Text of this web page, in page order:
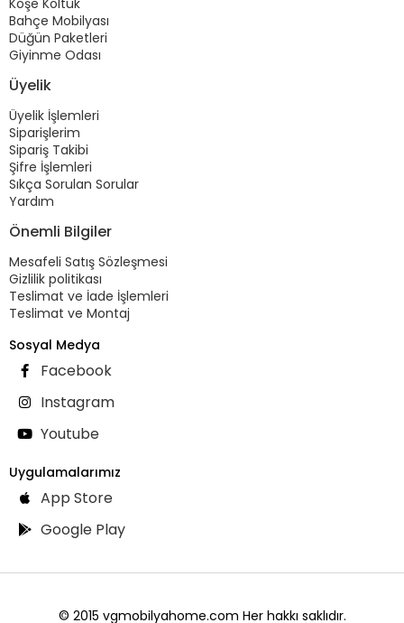
Bahçe Mobilyası
Düğün Paketleri
Giyinme Odası
Üyelik
Üyelik İşlemleri
Siparişlerim
Sipariş Takibi
Şifre İşlemleri
Sıkça Sorulan Sorular
Yardım
Önemli Bilgiler
Mesafeli Satış Sözleşmesi
Gizlilik politikası
Teslimat ve İade İşlemleri
Teslimat ve Montaj
Sosyal Medya
Facebook
Instagram
Youtube
Uygulamalarımız
App Store
Google Play
© 2015 vgmobilyahome.com Her hakkı saklıdır.